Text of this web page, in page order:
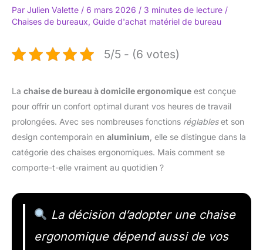
Par Julien Valette / 6 mars 2026 / 3 minutes de lecture /
Chaises de bureaux, Guide d'achat matériel de bureau
5/5 - (6 votes)
La chaise de bureau à domicile ergonomique est conçue
pour offrir un confort optimal durant vos heures de travail
prolongées. Avec ses nombreuses fonctions réglableset son
design contemporain en aluminium , elle se distingue dans la
catégorie des chaises ergonomiques. Mais comment se
comporte-t-elle vraiment au quotidien ?
La décision d’adopter une chaise
ergonomique dépend aussi de vos